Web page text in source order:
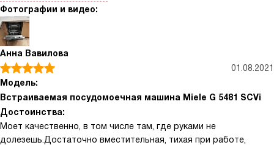
было проблемой у предыдущих моделей. Конденсационная
сушка в сочетании с интеллектуальным датчиком работает на
удивление эффективно. Также радует функция половинной
загрузки — когда готовлю один или мою пару тарелок после
ужина, не приходится ждать полного набора.
Энергоэффективность на уровне класса С (по новому
стандарту), но при этом потребление ресурсов остаётся
разумным благодаря EcoPower. Скрытая панель управления и
трёхразрядный дисплей делают интерфейс лаконичным и
удобным — всё под рукой, но без визуального шума.
Фотографии и видео:
Анна Вавилова
01.08.2021
Модель:
Встраиваемая посудомоечная машина Miele G 5481 SCVi
Достоинства:
Моет качественно, в том числе там, где руками не
долезешь.Достаточно вместительная, тихая при работе,